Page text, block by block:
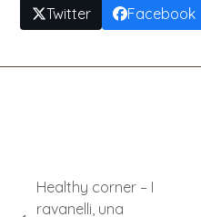
Twitter Facebook
Healthy corner – I
ravanelli, una